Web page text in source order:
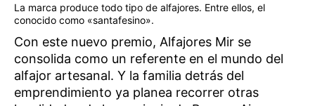
La marca produce todo tipo de alfajores. Entre ellos, el
conocido como «santafesino».
Con este nuevo premio, Alfajores Mir se
consolida como un referente en el mundo del
alfajor artesanal. Y la familia detrás del
emprendimiento ya planea recorrer otras